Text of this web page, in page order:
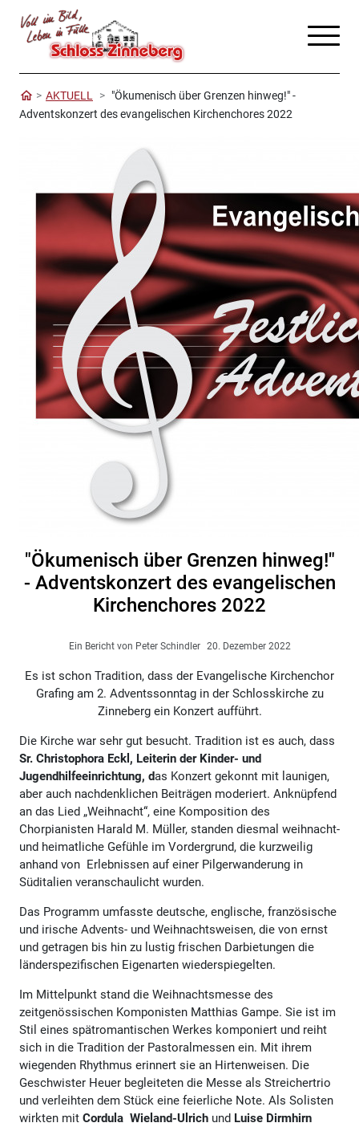
AKTUELL
"Ökumenisch über Grenzen hinweg!" -
Adventskonzert des evangelischen Kirchenchores 2022
"Ökumenisch über Grenzen hinweg!"
- Adventskonzert des evangelischen
Kirchenchores 2022
Ein Bericht von Peter Schindler 20. Dezember 2022
Es ist schon Tradition, dass der Evangelische Kirchenchor
Grafing am 2. Adventssonntag in der Schlosskirche zu
Zinneberg ein Konzert aufführt.
Die Kirche war sehr gut besucht. Tradition ist es auch, dass
Sr. Christophora Eckl, Leiterin der Kinder- und
Jugendhilfeeinrichtung, das Konzert gekonnt mit launigen,
aber auch nachdenklichen Beiträgen moderiert. Anknüpfend
an das Lied „Weihnacht“, eine Komposition des
Chorpianisten Harald M. Müller, standen diesmal weihnacht-
und heimatliche Gefühle im Vordergrund, die kurzweilig
anhand von Erlebnissen auf einer Pilgerwanderung in
Süditalien veranschaulicht wurden.
Das Programm umfasste deutsche, englische, französische
und irische Advents- und Weihnachtsweisen, die von ernst
und getragen bis hin zu lustig frischen Darbietungen die
länderspezifischen Eigenarten wiederspiegelten.
Im Mittelpunkt stand die Weihnachtsmesse des
zeitgenössischen Komponisten Matthias Gampe. Sie ist im
Stil eines spätromantischen Werkes komponiert und reiht
sich in die Tradition der Pastoralmessen ein. Mit ihrem
wiegenden Rhythmus erinnert sie an Hirtenweisen. Die
Geschwister Heuer begleiteten die Messe als Streichertrio
und verleihten dem Stück eine feierliche Note. Als Solisten
wirkten mit Cordula Wieland-Ulrich und Luise Dirmhirn